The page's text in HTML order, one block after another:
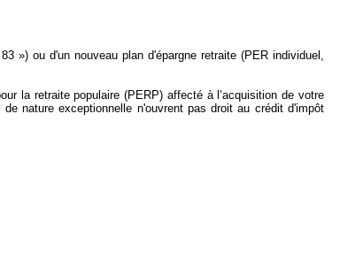
») ou d'un nouveau plan d'épargne retraite (PER individuel,
la retraite populaire (PERP) affecté à l’acquisition de votre
nature exceptionnelle n'ouvrent pas droit au crédit d'impôt